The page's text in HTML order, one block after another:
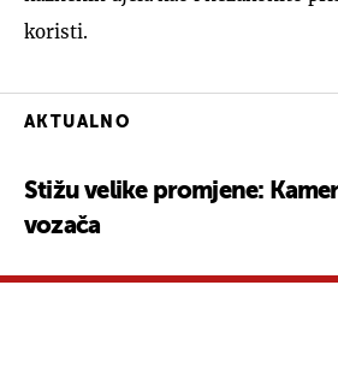
koristi.
AKTUALNO
Stižu velike promjene:
vozača